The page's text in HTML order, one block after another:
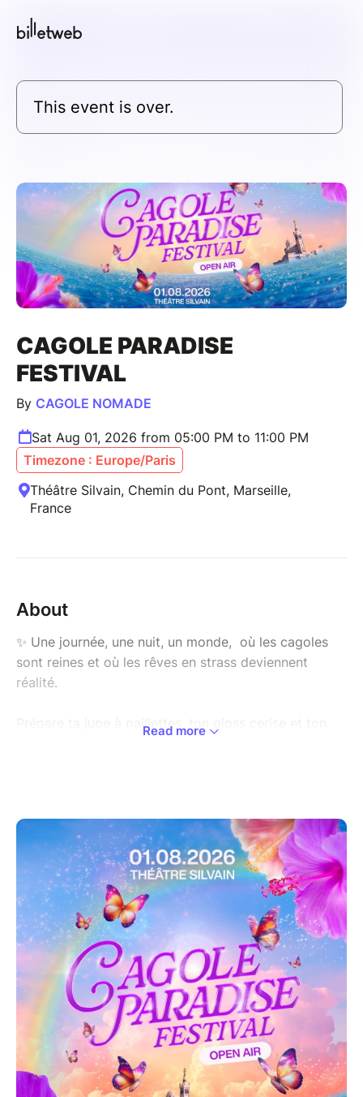
This event is over.
CAGOLE PARADISE
FESTIVAL
By CAGOLE NOMADE
Sat Aug 01, 2026 from 05:00 PM to 11:00 PM
Timezone : Europe/Paris
Théâtre Silvain, Chemin du Pont, Marseille,
France
About
✨ Une journée, une nuit, un monde, où les cagoles
sont reines et où les rêves en strass deviennent
réalité.
Prépare ta jupe à paillettes, ton gloss cerise et ton
soleil marseillais.
Showcases, drag shows, DJ sets, performances
libres et vibes des années 2000 en passant par le
shatta et l'hyperpop : ce festival célèbre les identités
multiples, les corps en mouvement et les imaginaires
sans limites.
Cagole Paradise, c’est une ode à la liberté, à la
créativité et à l’extravagance. Un espace safe, joyeux
et décomplexé où chacun·e peut briller à sa façon.
Que tu viennes pour danser, te mettre en bombe, ou
simplement t’émerveiller, ce paradis est fait pour toi !
Le Cagole Paradise, c’est aussi un festival qui offre
une véritable scène aux artistes queer et
Read more